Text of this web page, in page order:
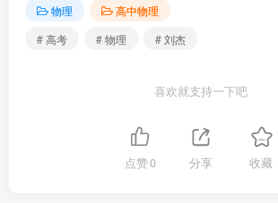
物理
高中物理
# 高考
# 物理 # 刘杰
喜欢就支持一下吧
点赞0 分享 收藏